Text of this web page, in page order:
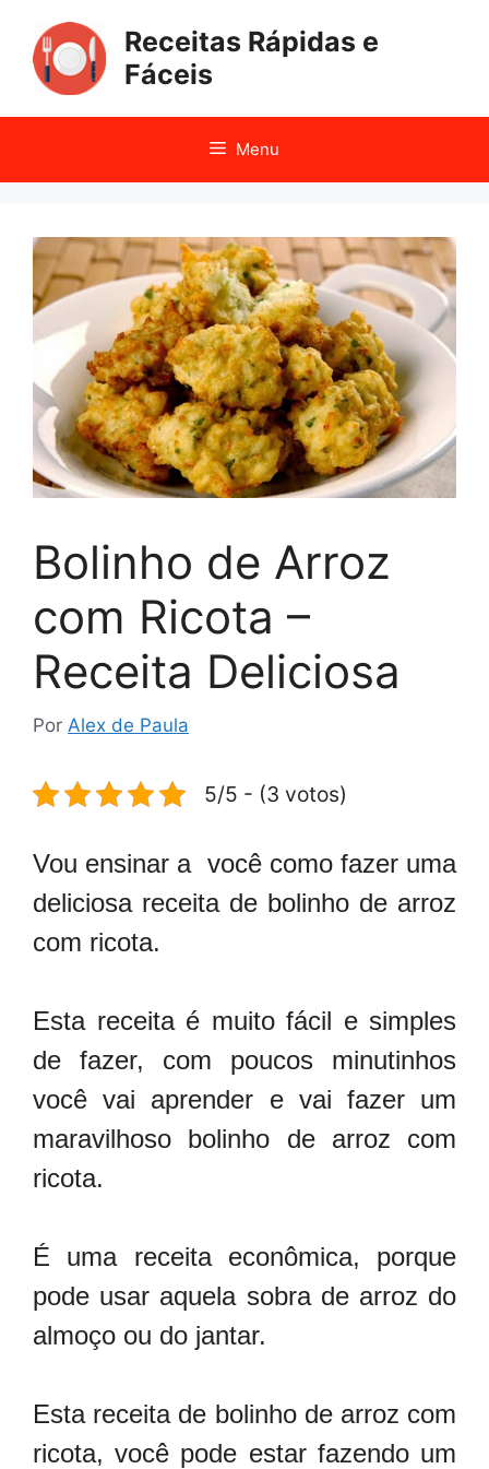
para
conteúdo
Receitas Rápidas e
Fáceis
Menu
Bolinho de Arroz
com Ricota –
Receita Deliciosa
Por Alex de Paula
5/5 - (3 votos)
Vou ensinar a você como fazer uma
deliciosa receita de bolinho de arroz
com ricota.
Esta receita é muito fácil e simples
de fazer, com poucos minutinhos
você vai aprender e vai fazer um
maravilhoso bolinho de arroz com
ricota.
É uma receita econômica, porque
pode usar aquela sobra de arroz do
almoço ou do jantar.
Esta receita de bolinho de arroz com
ricota, você pode estar fazendo um